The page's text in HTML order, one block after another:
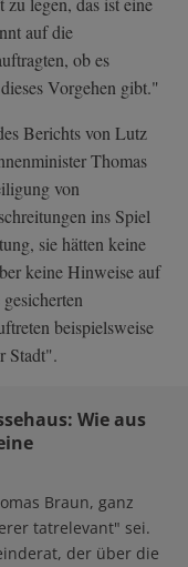
auf die
ob es
Vorgehen gibt."
Berichts von Lutz
Thomas
von
ins Spiel
sie hätten keine
keine Hinweise auf
beispielsweise
Stadt".
Wie aus
Braun, ganz
tatrelevant" sei.
der über die